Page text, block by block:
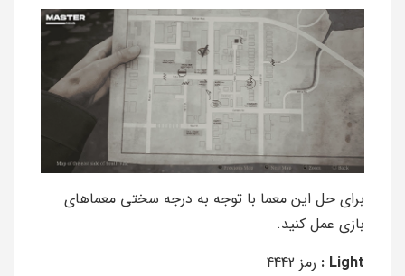
برای حل این معما با توجه به درجه سختی معماهای
بازی عمل کنید.
Light :
رمز 4442